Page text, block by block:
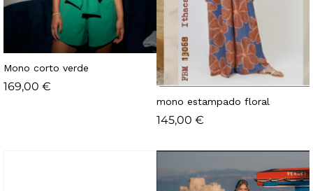
Mono corto verde
169,00 €
mono estampado floral
145,00 €